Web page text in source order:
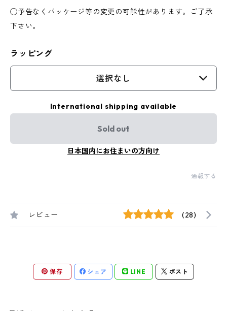
◯予告なくパッケージ等の変更の可能性があります。ご了承
下さい。
ラッピング
選択なし
International shipping available
Sold out
日本国内にお住まいの方向け
通報する
レビュー (28)
保存 シェア LINE ポスト